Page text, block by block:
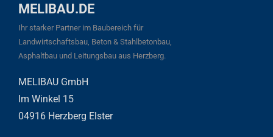
MELIBAU.DE
Ihr starker Partner im Baubereich für
Landwirtschaftsbau, Beton & Stahlbetonbau,
Asphaltbau und Leitungsbau aus Herzberg.
MELIBAU GmbH
Im Winkel 15
04916 Herzberg Elster